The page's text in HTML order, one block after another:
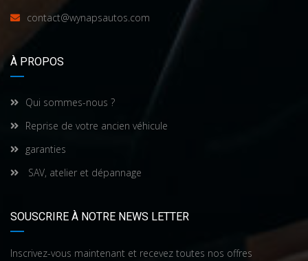
contact@wynapsautos.com
À PROPOS
Qui sommes-nous ?
Reprise de votre ancien véhicule
garanties
SAV, atelier et dépannage
SOUSCRIRE À NOTRE NEWS LETTER
Inscrivez-vous maintenant et recevez toutes nos offres